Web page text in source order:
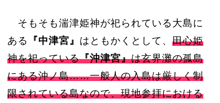
そもそも湍津姫神が祀られている大島に
ある
『中津宮』 はともかくとして、 田心姫
神を祀っている『沖津宮』は玄界灘の孤島
にある沖ノ島……一般人の入島は厳しく制
限されている島なので、現地参拝における